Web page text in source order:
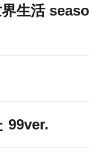
生活
99ver.